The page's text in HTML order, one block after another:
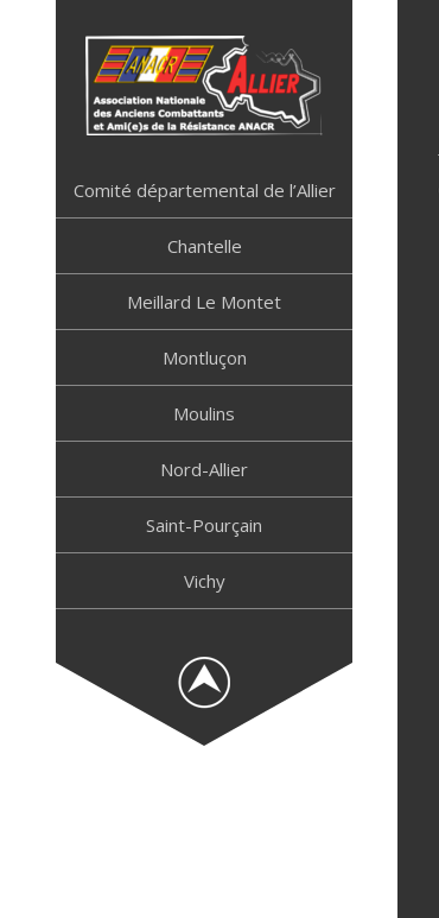
Comité départemental de l’Allier
Chantelle
Meillard Le Montet
Montluçon
Moulins
Nord-Allier
Saint-Pourçain
Vichy